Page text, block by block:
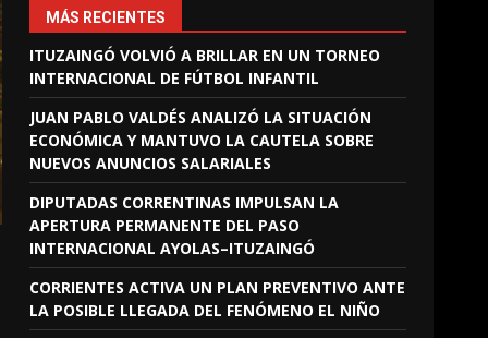
MÁS RECIENTES
ITUZAINGÓ VOLVIÓ A BRILLAR EN UN TORNEO
INTERNACIONAL DE FÚTBOL INFANTIL
JUAN PABLO VALDÉS ANALIZÓ LA SITUACIÓN
ECONÓMICA Y MANTUVO LA CAUTELA SOBRE
NUEVOS ANUNCIOS SALARIALES
DIPUTADAS CORRENTINAS IMPULSAN LA
APERTURA PERMANENTE DEL PASO
INTERNACIONAL AYOLAS–ITUZAINGÓ
CORRIENTES ACTIVA UN PLAN PREVENTIVO ANTE
LA POSIBLE LLEGADA DEL FENÓMENO EL NIÑO